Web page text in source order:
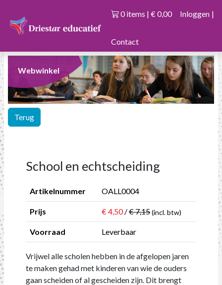
0 items | € 0,00 Inloggen |
Contact
Webwinkel
Terug
School en echtscheiding
Artikelnummer OALL0004
Prijs € 4,50/€ 7,15(incl. btw)
Voorraad Leverbaar
Vrijwel alle scholen hebben in de afgelopen jaren
te maken gehad met kinderen van wie de ouders
gaan scheiden of al gescheiden zijn. Dit brengt